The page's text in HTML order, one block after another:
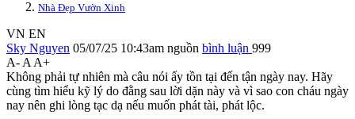
Nhà Đẹp Vườn Xinh
VN EN
Sky Nguyen 05/07/25 10:43am nguồn bình luận 999
A- A A+
Không phải tự nhiên mà câu nói ấy tồn tại đến tận ngày nay. Hãy
cùng tìm hiểu kỹ lý do đằng sau lời dặn này và vì sao con cháu ngày
nay nên ghi lòng tạc dạ nếu muốn phát tài, phát lộc.